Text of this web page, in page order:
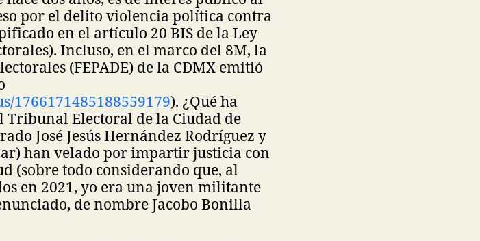
por el delito violencia política contra
en el artículo 20 BIS de la Ley
Incluso, en el marco del 8M, la
(FEPADE) de la CDMX emitió
1766171485188559179). ¿Qué ha
Tribunal Electoral de la Ciudad de
José Jesús Hernández Rodríguez y
han velado por impartir justicia con
(sobre todo considerando que, al
en 2021, yo era una joven militante
de nombre Jacobo Bonilla